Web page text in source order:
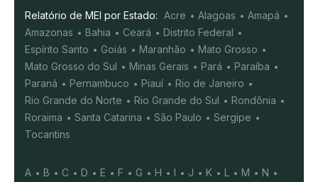
Relatório de MEI por Estado: Acre Alagoas
Amapá
Amazonas
Bahia Ceará
Distrito Federal
Espírito Santo
Goiás Maranhão
Mato Grosso
Mato Grosso do Sul
Minas Gerais Pará
Paraíba
Paraná
Pernambuco Piauí
Rio de Janeiro
Rio Grande do Norte
Rio Grande do Sul
Rondônia
Roraima
Santa Catarina São Paulo
Sergipe
Tocantins
A B C D E F G H I J K L M
N